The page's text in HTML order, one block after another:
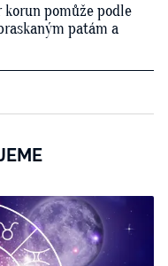
pomůže podle
patám a